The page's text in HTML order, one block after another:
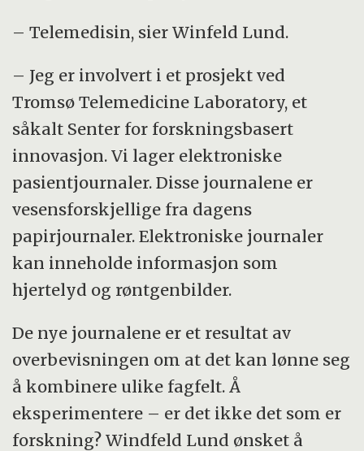
– Telemedisin, sier Winfeld Lund.
– Jeg er involvert i et prosjekt ved
Tromsø Telemedicine Laboratory, et
såkalt Senter for forskningsbasert
innovasjon. Vi lager elektroniske
pasientjournaler. Disse journalene er
vesensforskjellige fra dagens
papirjournaler. Elektroniske journaler
kan inneholde informasjon som
hjertelyd og røntgenbilder.
De nye journalene er et resultat av
overbevisningen om at det kan lønne seg
å kombinere ulike fagfelt. Å
eksperimentere – er det ikke det som er
forskning? Windfeld Lund ønsket å